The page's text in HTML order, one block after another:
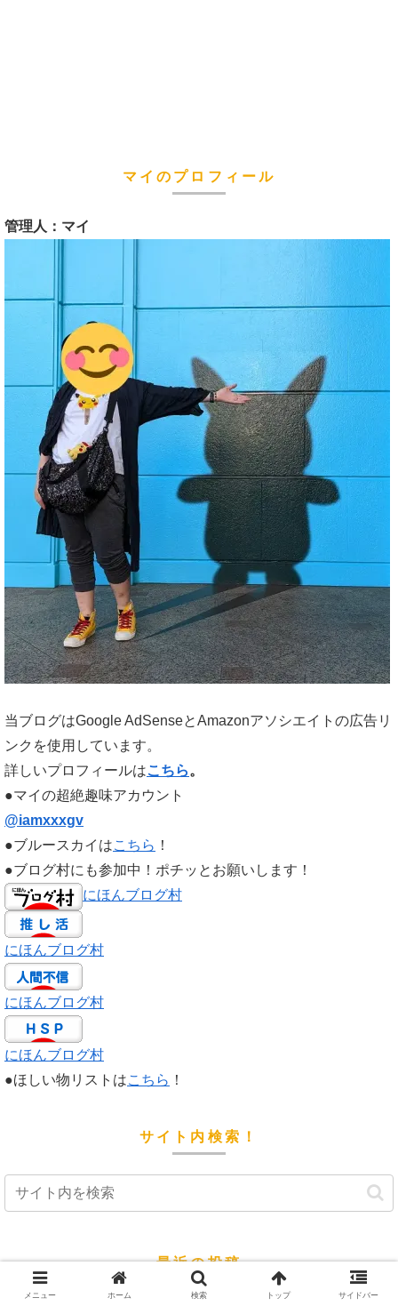
マイのプロフィール
管理人：マイ
当ブログはGoogle AdSenseとAmazonアソシエイトの広告リ
ンクを使用しています。
詳しいプロフィールはこちら。
●マイの超絶趣味アカウント
@iamxxxgv
●ブルースカイはこちら ！
●ブログ村にも参加中！ポチッとお願いします！
にほんブログ村
にほんブログ村
にほんブログ村
にほんブログ村
●ほしい物リストはこちら ！
サイト内検索！
最近の投稿
メニュー ホーム 検索 トップ サイドバー